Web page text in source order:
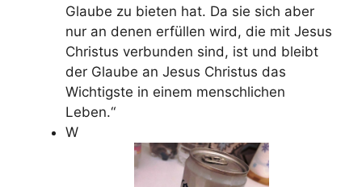
Glaube zu bieten hat. Da sie sich aber
nur an denen erfüllen wird, die mit Jesus
Christus verbunden sind, ist und bleibt
der Glaube an Jesus Christus das
Wichtigste in einem menschlichen
Leben.“
W